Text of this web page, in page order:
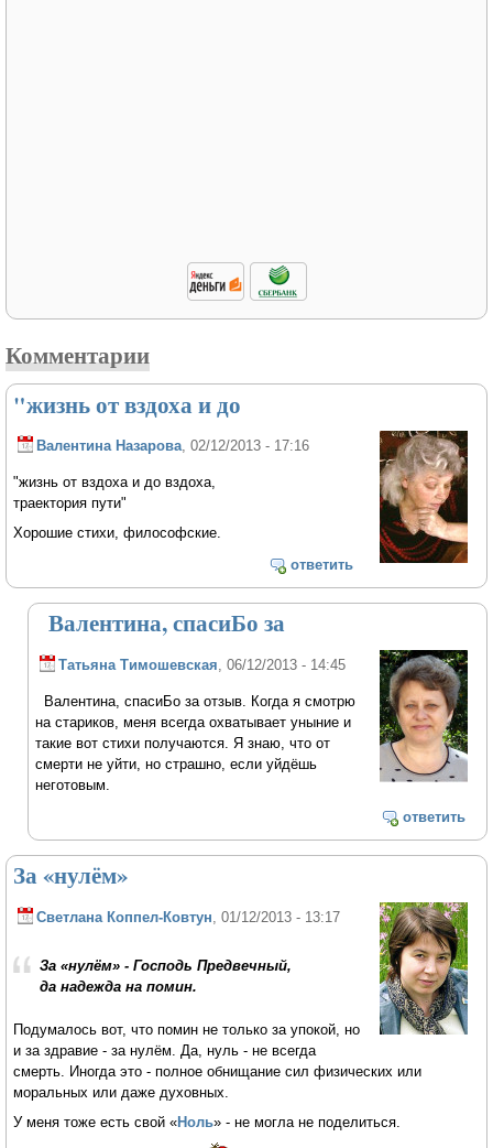
Комментарии
"жизнь от вздоха и до
Валентина Назарова, 02/12/2013 - 17:16
"жизнь от вздоха и до вздоха,
траектория пути"
Хорошие стихи, философские.
ответить
Валентина, спасиБо за
Татьяна Тимошевская, 06/12/2013 - 14:45
Валентина, спасиБо за отзыв. Когда я смотрю
на стариков, меня всегда охватывает уныние и
такие вот стихи получаются. Я знаю, что от
смерти не уйти, но страшно, если уйдёшь
неготовым.
ответить
За «нулём»
Светлана Коппел-Ковтун , 01/12/2013 - 13:17
За «нулём» - Господь Предвечный,
да надежда на помин.
Подумалось вот, что помин не только за упокой, но
и за здравие - за нулём. Да, нуль - не всегда
смерть. Иногда это - полное обнищание сил физических или
моральных или даже духовных.
У меня тоже есть свой «Ноль» - не могла не поделиться.